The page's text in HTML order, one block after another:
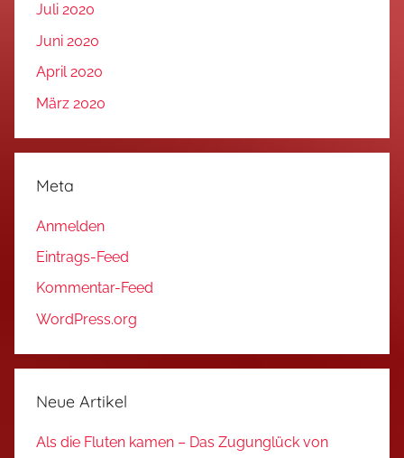
Juli 2020
Juni 2020
April 2020
März 2020
Meta
Anmelden
Eintrags-Feed
Kommentar-Feed
WordPress.org
Neue Artikel
Als die Fluten kamen – Das Zugunglück von